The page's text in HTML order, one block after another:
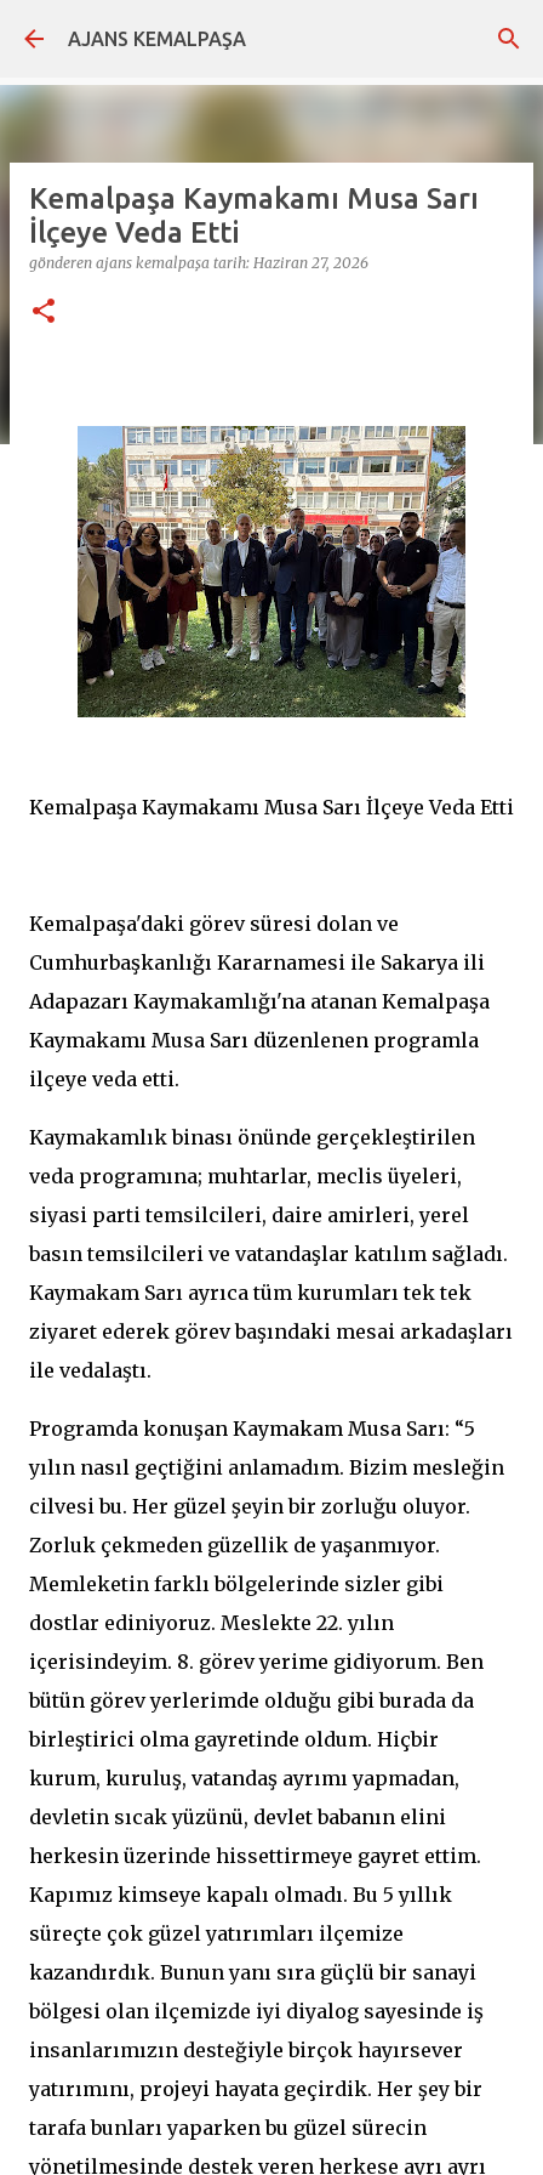
Ana içeriğe atla
AJANS KEMALPAŞA
Kemalpaşa Kaymakamı Musa Sarı
İlçeye Veda Etti
gönderen ajans kemalpaşa tarih: Haziran 27, 2026
Kemalpaşa Kaymakamı Musa Sarı İlçeye Veda Etti
Kemalpaşa'daki görev süresi dolan ve
Cumhurbaşkanlığı Kararnamesi ile Sakarya ili
Adapazarı Kaymakamlığı'na atanan Kemalpaşa
Kaymakamı Musa Sarı düzenlenen programla
ilçeye veda etti.
Kaymakamlık binası önünde gerçekleştirilen
veda programına; muhtarlar, meclis üyeleri,
siyasi parti temsilcileri, daire amirleri, yerel
basın temsilcileri ve vatandaşlar katılım sağladı.
Kaymakam Sarı ayrıca tüm kurumları tek tek
ziyaret ederek görev başındaki mesai arkadaşları
ile vedalaştı.
Programda konuşan Kaymakam Musa Sarı: “5
yılın nasıl geçtiğini anlamadım. Bizim mesleğin
cilvesi bu. Her güzel şeyin bir zorluğu oluyor.
Zorluk çekmeden güzellik de yaşanmıyor.
Memleketin farklı bölgelerinde sizler gibi
dostlar ediniyoruz. Meslekte 22. yılın
içerisindeyim. 8. görev yerime gidiyorum. Ben
bütün görev yerlerimde olduğu gibi burada da
birleştirici olma gayretinde oldum. Hiçbir
kurum, kuruluş, vatandaş ayrımı yapmadan,
devletin sıcak yüzünü, devlet babanın elini
herkesin üzerinde hissettirmeye gayret ettim.
Kapımız kimseye kapalı olmadı. Bu 5 yıllık
süreçte çok güzel yatırımları ilçemize
kazandırdık. Bunun yanı sıra güçlü bir sanayi
bölgesi olan ilçemizde iyi diyalog sayesinde iş
insanlarımızın desteğiyle birçok hayırsever
yatırımını, projeyi hayata geçirdik. Her şey bir
tarafa bunları yaparken bu güzel sürecin
yönetilmesinde destek veren herkese ayrı ayrı